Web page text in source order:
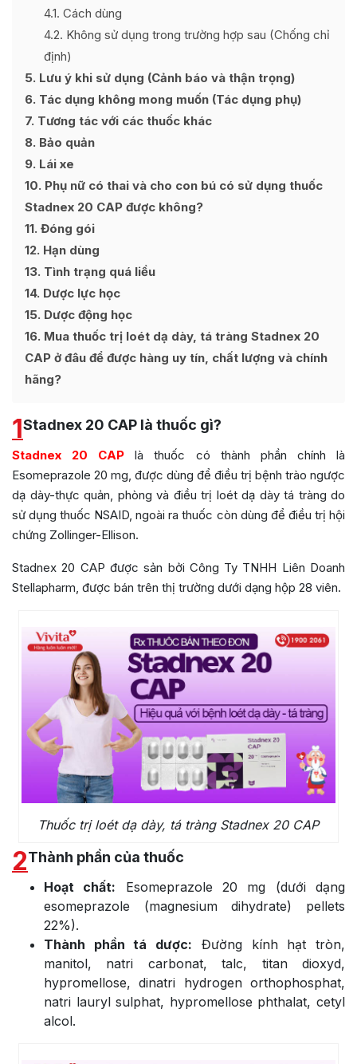
4.1 Cách dùng
4.2 Không sử dụng trong trường hợp sau (Chống chỉ
định)
5 Lưu ý khi sử dụng (Cảnh báo và thận trọng)
6 Tác dụng không mong muốn (Tác dụng phụ)
7 Tương tác với các thuốc khác
8 Bảo quản
9 Lái xe
10 Phụ nữ có thai và cho con bú có sử dụng thuốc
Stadnex 20 CAP được không?
11 Đóng gói
12 Hạn dùng
13 Tình trạng quá liều
14 Dược lực học
15 Dược động học
16 Mua thuốc trị loét dạ dày, tá tràng Stadnex 20
CAP ở đâu để được hàng uy tín, chất lượng và chính
hãng?
1Stadnex 20 CAP là thuốc gì?
Stadnex 20 CAP
là thuốc có thành phần chính là
Esomeprazole 20 mg, được dùng để điều trị bệnh trào ngược
dạ dày-thực quản, phòng và điều trị loét dạ dày tá tràng do
sử dụng thuốc NSAID, ngoài ra thuốc còn dùng để điều trị hội
chứng Zollinger-Ellison.
Stadnex 20 CAP được sản bởi Công Ty TNHH Liên Doanh
Stellapharm, được bán trên thị trường dưới dạng hộp 28 viên.
Thuốc trị loét dạ dày, tá tràng Stadnex 20 CAP
2Thành phần của thuốc
Hoạt chất: Esomeprazole 20 mg (dưới dạng
esomeprazole (magnesium dihydrate) pellets
22%).
Thành phần tá dược: Đường kính hạt tròn,
manitol, natri carbonat, talc, titan dioxyd,
hypromellose, dinatri hydrogen orthophosphat,
natri lauryl sulphat, hypromellose phthalat, cetyl
alcol.